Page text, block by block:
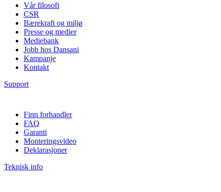
Vår filosofi
CSR
Bærekraft og miljø
Presse og medier
Mediebank
Jobb hos Dansani
Kampanje
Kontakt
Support
Finn forhandler
FAQ
Garanti
Monteringsvideo
Deklarasjoner
Teknisk info